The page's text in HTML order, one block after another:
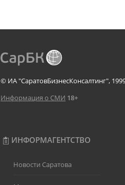
© ИА "СаратовБизнесКонсалтинг",
Информация о СМИ 18+
ИНФОРМАГЕНТСТВО
Новости Саратова